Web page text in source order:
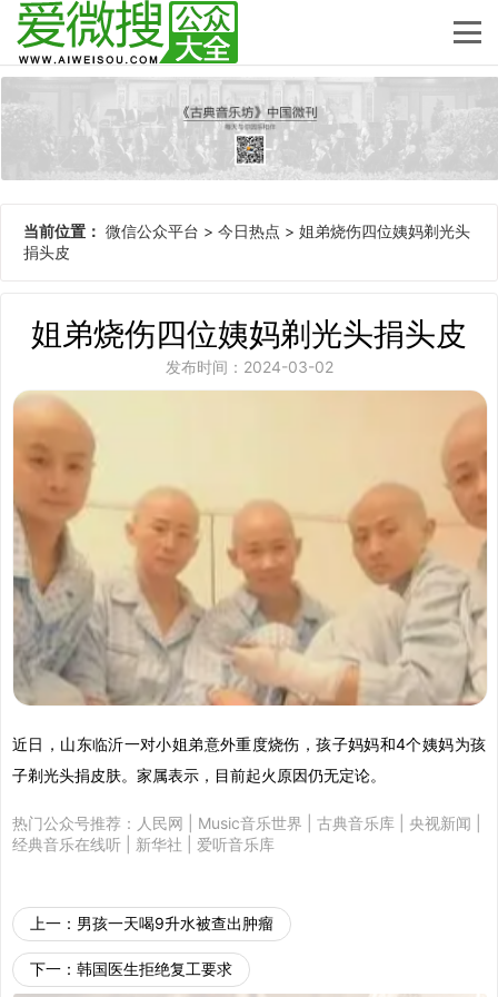
当前位置： 微信公众平台 > 今日热点 > 姐弟烧伤四位姨妈剃光头
捐头皮
姐弟烧伤四位姨妈剃光头捐头皮
发布时间：2024-03-02
近日，山东临沂一对小姐弟意外重度烧伤，孩子妈妈和4个姨妈为孩
子剃光头捐皮肤。家属表示，目前起火原因仍无定论。
热门公众号推荐： 人民网 Music音乐世界 古典音乐库 央视新闻
经典音乐在线听
新华社 爱听音乐库
上一： 男孩一天喝9升水被查出肿瘤
下一： 韩国医生拒绝复工要求